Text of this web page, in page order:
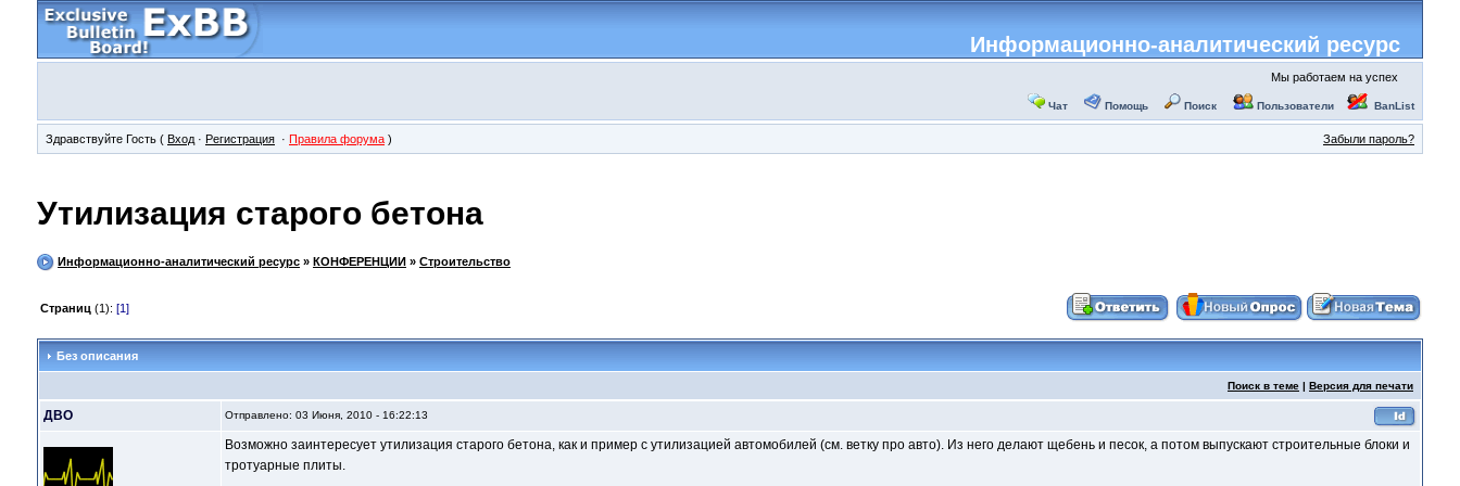
Информационно-аналитический ресурс
Мы работаем на успех
Чат Помощь Поиск Пользователи BanList
Здравствуйте Гость ( Вход · Регистрация · Правила форума ) Забыли пароль?
Утилизация старого бетона
Информационно-аналитический ресурс » КОНФЕРЕНЦИИ » Строительство
Страниц (1): [1]
Без описания
Поиск в теме | Версия для печати
ДВО Отправлено: 03 Июня, 2010 - 16:22:13
Возможно заинтересует утилизация старого бетона, как и пример с утилизацией автомобилей (см. ветку про авто). Из него делают щебень и песок, а потом выпускают строительные блоки и
тротуарные плиты.